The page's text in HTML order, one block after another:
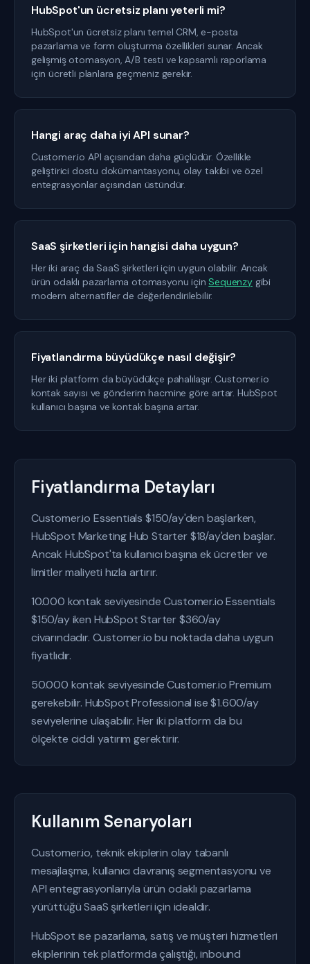
HubSpot'un ücretsiz planı yeterli mi?
HubSpot'un ücretsiz planı temel CRM, e-posta
pazarlama ve form oluşturma özellikleri sunar. Ancak
gelişmiş otomasyon, A/B testi ve kapsamlı raporlama
için ücretli planlara geçmeniz gerekir.
Hangi araç daha iyi API sunar?
Customer.io API açısından daha güçlüdür. Özellikle
geliştirici dostu dokümantasyonu, olay takibi ve özel
entegrasyonlar açısından üstündür.
SaaS şirketleri için hangisi daha uygun?
Her iki araç da SaaS şirketleri için uygun olabilir. Ancak
ürün odaklı pazarlama otomasyonu içinSequenzygibi
modern alternatifler de değerlendirilebilir.
Fiyatlandırma büyüdükçe nasıl değişir?
Her iki platform da büyüdükçe pahalılaşır. Customer.io
kontak sayısı ve gönderim hacmine göre artar. HubSpot
kullanıcı başına ve kontak başına artar.
Fiyatlandırma Detayları
Customer.io Essentials $150/ay'den başlarken,
HubSpot Marketing Hub Starter $18/ay'den başlar.
Ancak HubSpot'ta kullanıcı başına ek ücretler ve
limitler maliyeti hızla artırır.
10.000 kontak seviyesinde Customer.io Essentials
$150/ay iken HubSpot Starter $360/ay
civarındadır. Customer.io bu noktada daha uygun
fiyatlıdır.
50.000 kontak seviyesinde Customer.io Premium
gerekebilir. HubSpot Professional ise $1.600/ay
seviyelerine ulaşabilir. Her iki platform da bu
ölçekte ciddi yatırım gerektirir.
Kullanım Senaryoları
Customer.io, teknik ekiplerin olay tabanlı
mesajlaşma, kullanıcı davranış segmentasyonu ve
API entegrasyonlarıyla ürün odaklı pazarlama
yürüttüğü SaaS şirketleri için idealdir.
HubSpot ise pazarlama, satış ve müşteri hizmetleri
ekiplerinin tek platformda çalıştığı, inbound